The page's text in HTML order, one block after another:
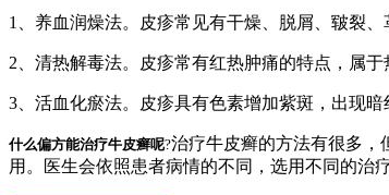
1、养血润燥法。皮疹常见有干燥、脱屑、皲裂、
2、清热解毒法。皮疹常有红热肿痛的特点，属于
3、活血化瘀法。皮疹具有色素增加紫斑，出现
什么偏方能治疗牛皮癣呢?治疗牛皮癣的方法有很多，
用。医生会依照患者病情的不同，选用不同的治